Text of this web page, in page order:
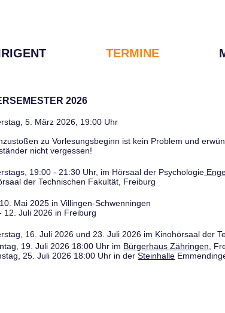
TERMINE
2026
5. März 2026, 19:00 Uhr
zu Vorlesungsbeginn ist kein Problem und
nicht vergessen!
19:00 - 21:30 Uhr, im Hörsaal der Psychologie
der Technischen Fakultät, Freiburg
Mai 2025 in Villingen-Schwenningen
12. Juli 2026 in Freiburg
16. Juli 2026 und 23. Juli 2026 im Kinohörsaal der
19. Juli 2026 18:00 Uhr im Bürgerhaus Zähringen ,
25. Juli 2026 18:00 Uhr in derSteinhalle